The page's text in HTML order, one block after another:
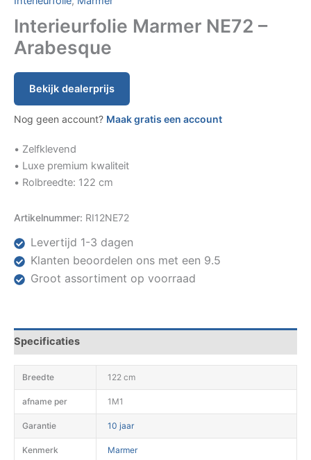
Interieurfolie Marmer NE72 –
Arabesque
Bekijk dealerprijs
Nog geen account? Maak gratis een account
• Zelfklevend
• Luxe premium kwaliteit
• Rolbreedte: 122 cm
Artikelnummer: RI12NE72
Levertijd 1-3 dagen
Klanten beoordelen ons met een 9.5
Groot assortiment op voorraad
Specificaties
Breedte 122 cm
afname per 1M1
Garantie 10 jaar
Kenmerk Marmer